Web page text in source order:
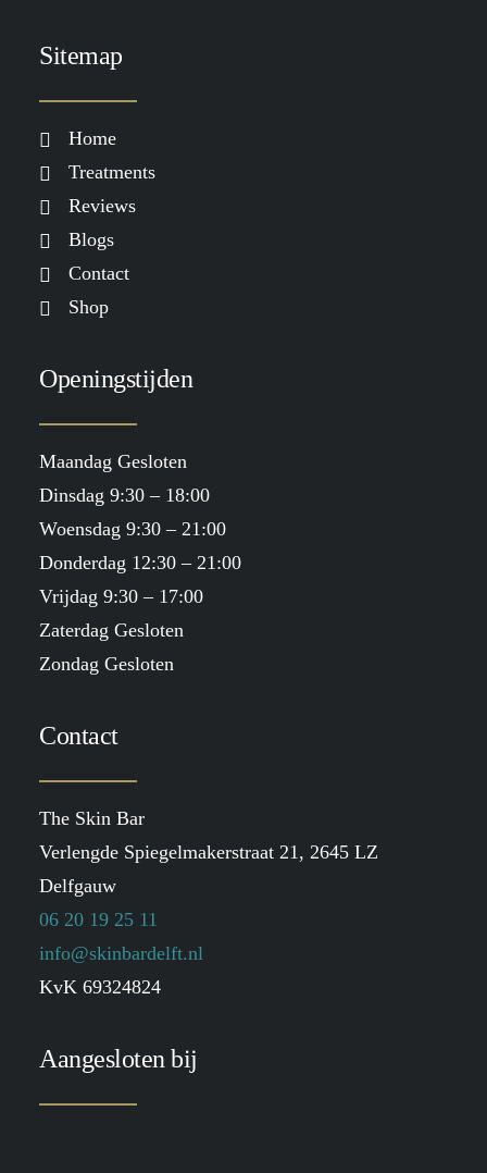
Sitemap
Home
Treatments
Reviews
Blogs
Contact
Shop
Openingstijden
Maandag Gesloten
Dinsdag 9:30 – 18:00
Woensdag 9:30 – 21:00
Donderdag 12:30 – 21:00
Vrijdag 9:30 – 17:00
Zaterdag Gesloten
Zondag Gesloten
Contact
The Skin Bar
Verlengde Spiegelmakerstraat 21, 2645 LZ
Delfgauw
06 20 19 25 11
info@skinbardelft.nl
KvK 69324824
Aangesloten bij